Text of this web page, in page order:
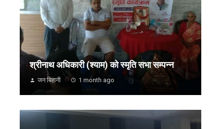
श्रीनाथ अधिकारी (श्याम) को स्मृति सभा सम्पन्न
जन बिहानी 1 month ago